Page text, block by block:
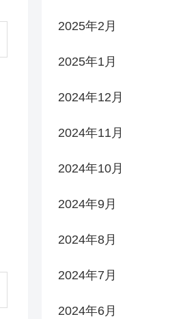
2025年2月
2025年1月
2024年12月
2024年11月
2024年10月
2024年9月
2024年8月
2024年7月
2024年6月